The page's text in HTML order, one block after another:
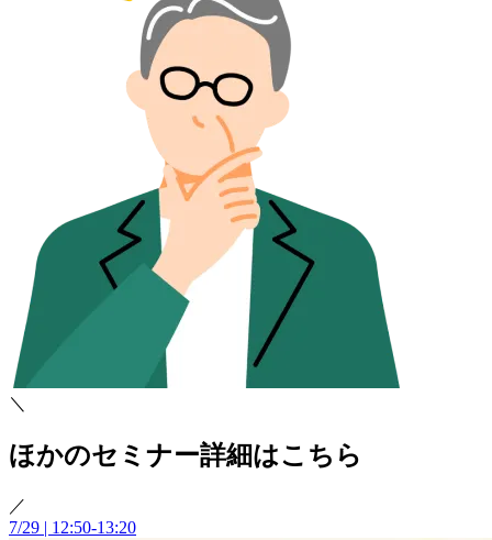
＼
ほかのセミナー詳細はこちら
／
7/29 | 12:50-13:20